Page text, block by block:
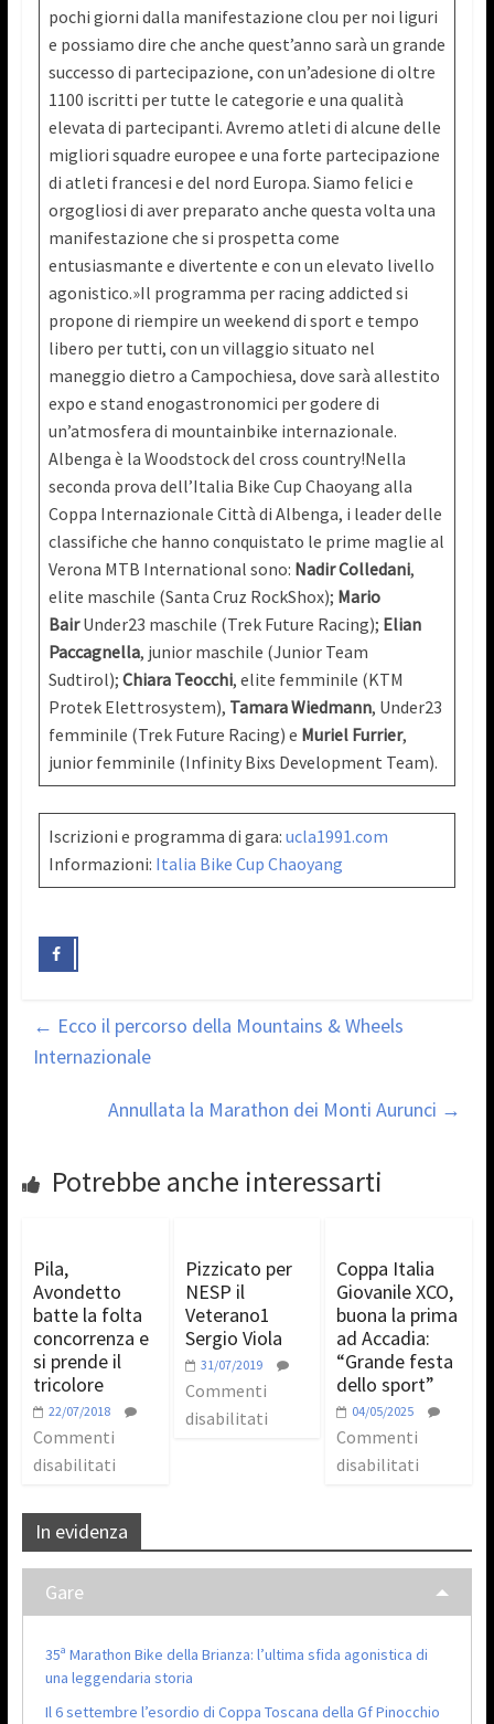
pochi giorni dalla manifestazione clou per noi liguri
e possiamo dire che anche quest’anno sarà un grande
successo di partecipazione, con un’adesione di oltre
1100 iscritti per tutte le categorie e una qualità
elevata di partecipanti. Avremo atleti di alcune delle
migliori squadre europee e una forte partecipazione
di atleti francesi e del nord Europa. Siamo felici e
orgogliosi di aver preparato anche questa volta una
manifestazione che si prospetta come
entusiasmante e divertente e con un elevato livello
agonistico.»Il programma per racing addicted si
propone di riempire un weekend di sport e tempo
libero per tutti, con un villaggio situato nel
maneggio dietro a Campochiesa, dove sarà allestito
expo e stand enogastronomici per godere di
un’atmosfera di mountainbike internazionale.
Albenga è la Woodstock del cross country!Nella
seconda prova dell’Italia Bike Cup Chaoyang alla
Coppa Internazionale Città di Albenga, i leader delle
classifiche che hanno conquistato le prime maglie al
Verona MTB International sono: Nadir Colledani,
elite maschile (Santa Cruz RockShox); Mario
BairUnder23 maschile (Trek Future Racing); Elian
Paccagnella, junior maschile (Junior Team
Sudtirol); Chiara Teocchi, elite femminile (KTM
Protek Elettrosystem), Tamara Wiedmann, Under23
femminile (Trek Future Racing) e Muriel Furrier,
junior femminile (Infinity Bixs Development Team).
Iscrizioni e programma di gara: ucla1991.com
Informazioni: Italia Bike Cup Chaoyang
← Ecco il percorso della Mountains & Wheels
Internazionale
Annullata la Marathon dei Monti Aurunci →
Potrebbe anche interessarti
Pila,
Avondetto
batte la folta
concorrenza e
si prende il
tricolore
22/07/2018
Commenti
disabilitati
Pizzicato per
NESP il
Veterano1
Sergio Viola
31/07/2019
Commenti
disabilitati
Coppa Italia
Giovanile XCO,
buona la prima
ad Accadia:
“Grande festa
dello sport”
04/05/2025
Commenti
disabilitati
In evidenza
Gare
35ª Marathon Bike della Brianza: l’ultima sfida agonistica di
una leggendaria storia
Il 6 settembre l’esordio di Coppa Toscana della Gf Pinocchio